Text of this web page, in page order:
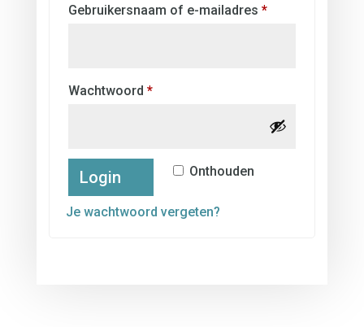
Gebruikersnaam of e-mailadres *Vereist
Wachtwoord *Vereist
Onthouden
Login
Je wachtwoord vergeten?